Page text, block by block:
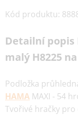
Kód produktu:
Detailní popis
malý H8225
Podložka
HAMA MAXI - 54
Tvořivé hračky